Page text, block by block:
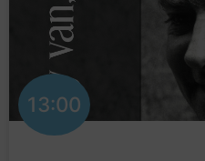
13:00